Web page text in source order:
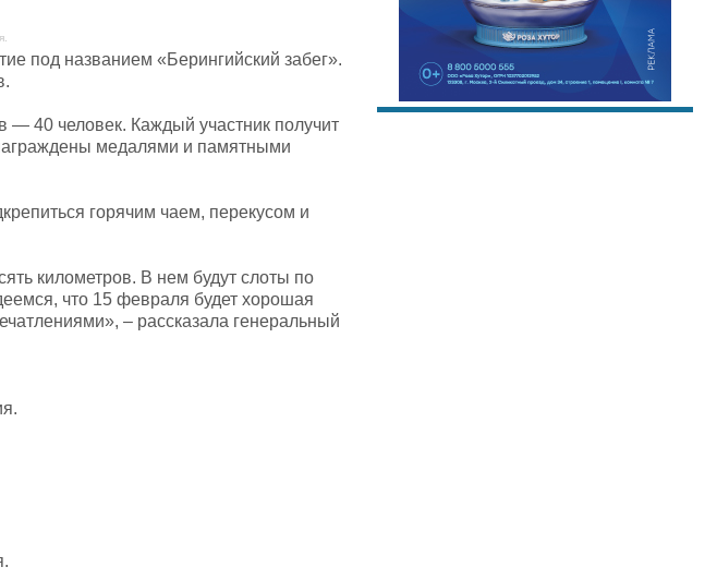
под названием «Берингийский забег».
— 40 человек. Каждый участник получит
медалями и памятными
горячим чаем, перекусом и
километров. В нем будут слоты по
что 15 февраля будет хорошая
– рассказала генеральный